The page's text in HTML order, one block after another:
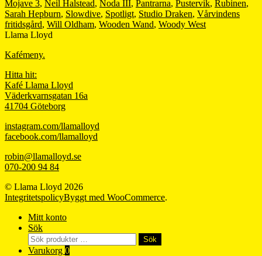
Mojave 3, Neil Halstead, Noda III, Pantrarna, Pustervik, Rubinen,
Sarah Hepburn, Slowdive, Spotligt, Studio Draken, Vårvindens
fritidsgård, Will Oldham, Wooden Wand, Woody West
Llama Lloyd
Kafémeny.
Hitta hit:
Kafé Llama Lloyd
Väderkvarnsgatan 16a
41704 Göteborg
instagram.com/llamalloyd
facebook.com/llamalloyd
robin@llamalloyd.se
070-200 94 84
© Llama Lloyd 2026
IntegritetspolicyByggt med WooCommerce.
Mitt konto
Sök
Sök
efter:
Sök
Varukorg 0